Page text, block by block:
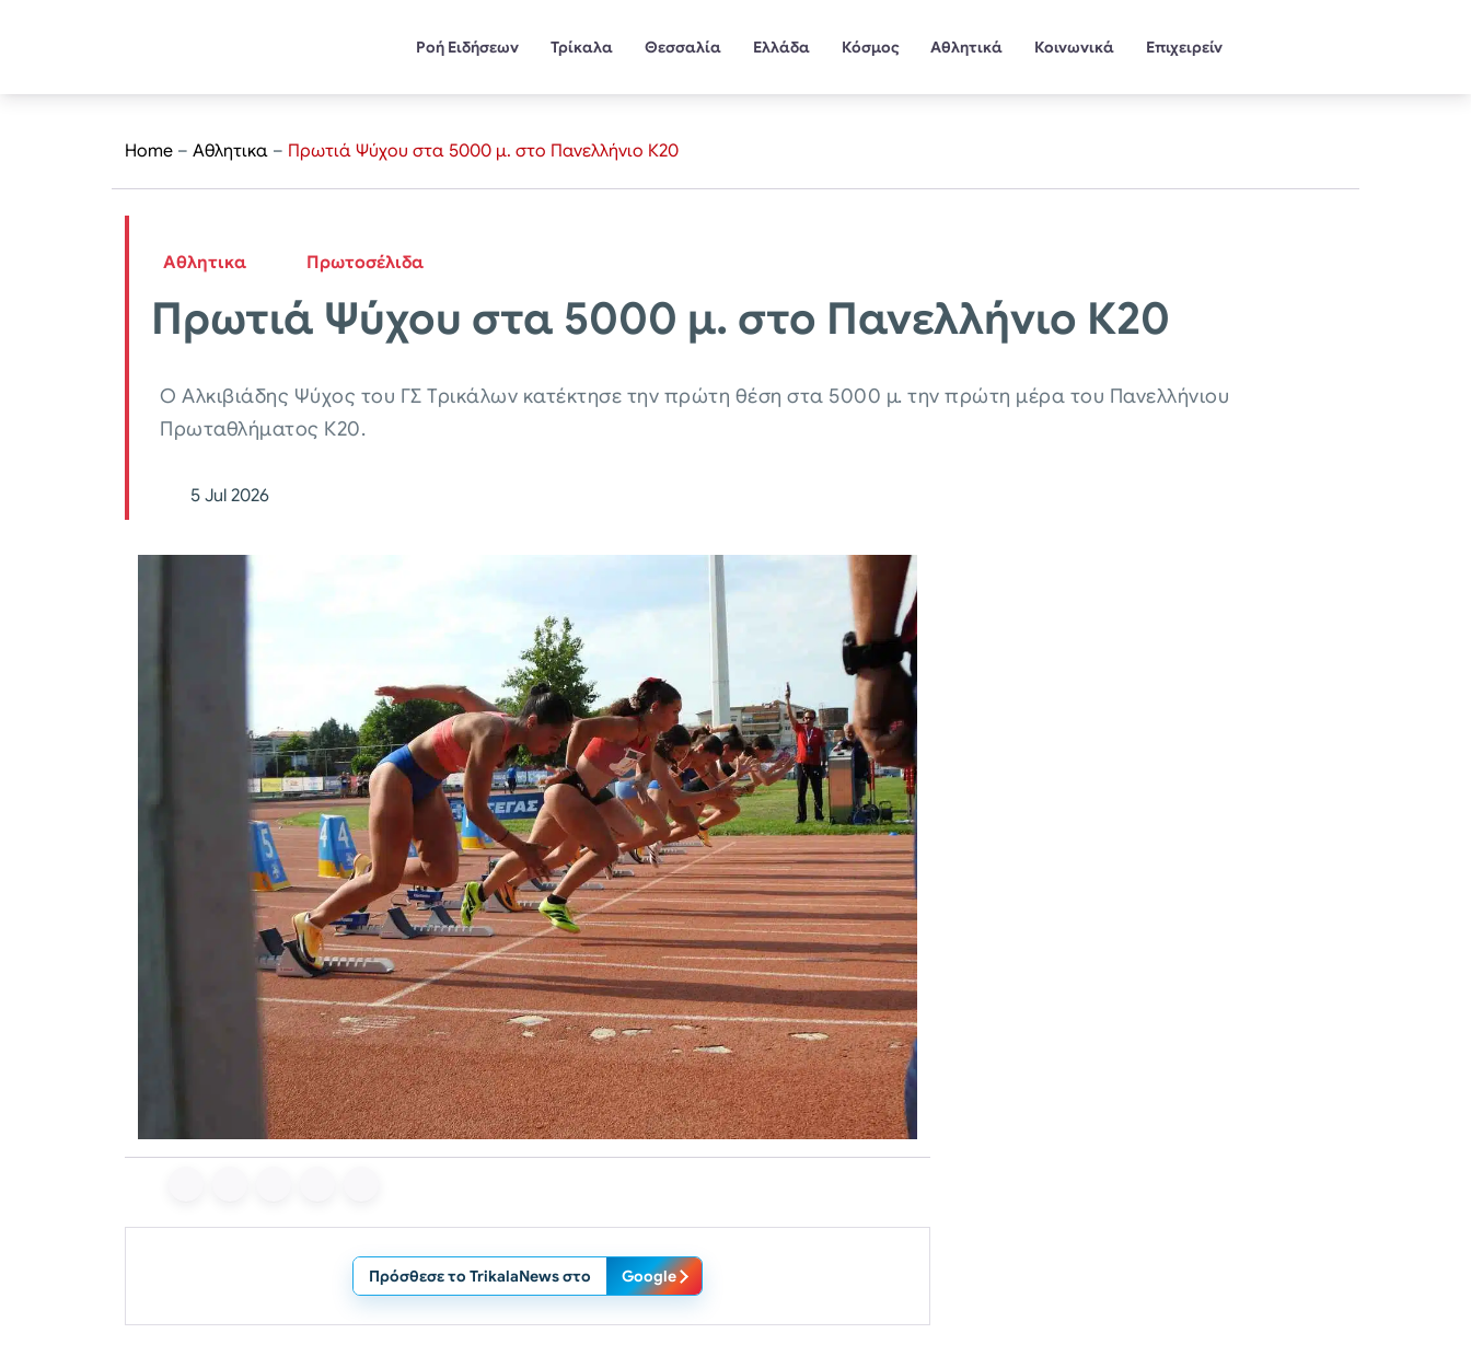
Ροή Ειδήσεων Τρίκαλα Θεσσαλία Ελλάδα Κόσμος Αθλητικά Κοινωνικά Επιχειρείν
Home – Αθλητικα – Πρωτιά Ψύχου στα 5000 μ. στο Πανελλήνιο Κ20
Αθλητικα Πρωτοσέλιδα
Πρωτιά Ψύχου στα 5000 μ. στο Πανελλήνιο Κ20
Ο Αλκιβιάδης Ψύχος του ΓΣ Τρικάλων κατέκτησε την πρώτη θέση στα 5000 μ. την πρώτη μέρα του Πανελλήνιου
Πρωταθλήματος Κ20.
5 Jul 2026
Πρόσθεσε το TrikalaNews στο Google